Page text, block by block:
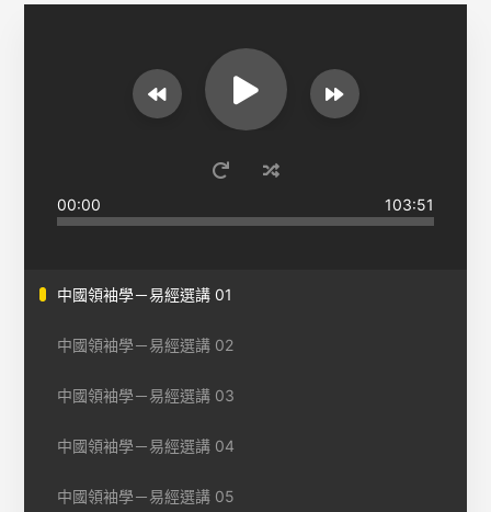
00:00 103:51
中國領袖學－易經選講 01
中國領袖學－易經選講 02
中國領袖學－易經選講 03
中國領袖學－易經選講 04
中國領袖學－易經選講 05